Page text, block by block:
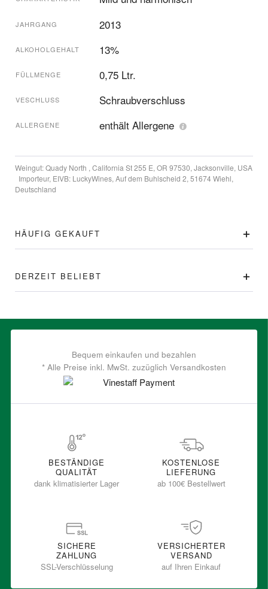
JAHRGANG 2013
ALKOHOLGEHALT 13%
FÜLLMENGE 0,75 Ltr.
VESCHLUSS Schraubverschluss
ALLERGENE enthält Allergene
Weingut:Quady North , California St 255 E, OR 97530, Jacksonville, USA
Importeur, EIVB: LuckyWines, Auf dem Buhlscheid 2, 51674 Wiehl,
Deutschland
HÄUFIG GEKAUFT
DERZEIT BELIEBT
Bequem einkaufen und bezahlen
* Alle Preise inkl. MwSt. zuzüglich Versandkosten
BESTÄNDIGE
QUALITÄT
dank klimatisierter Lager
KOSTENLOSE
LIEFERUNG
ab 100€ Bestellwert
SICHERE
ZAHLUNG
SSL-Verschlüsselung
VERSICHERTER
VERSAND
auf Ihren Einkauf